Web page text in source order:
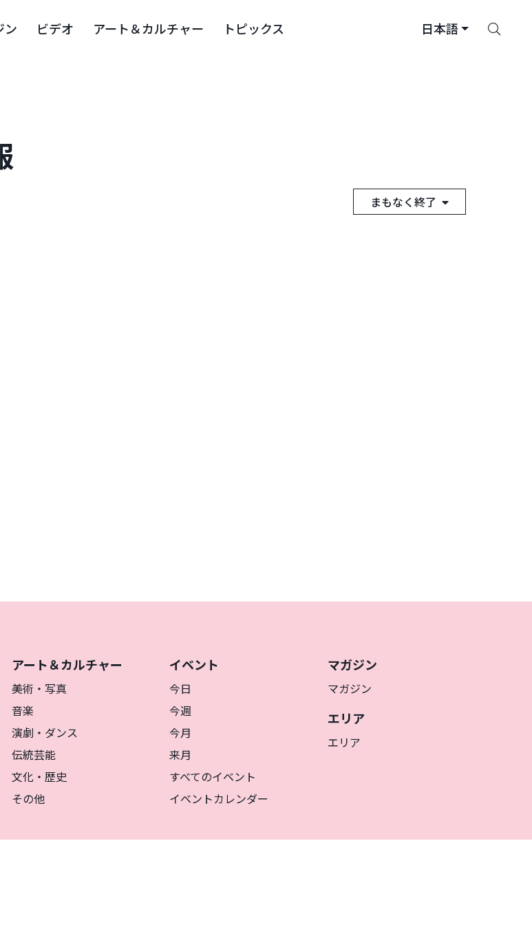
ン ビデオ アート＆カルチャー トピックス 日本語
が
まもなく終了
アート＆カルチャー
美術・写真
音楽
演劇・ダンス
伝統芸能
文化・歴史
その他
イベント
今日
今週
今月
来月
すべてのイベント
イベントカレンダー
マガジン
マガジン
エリア
エリア